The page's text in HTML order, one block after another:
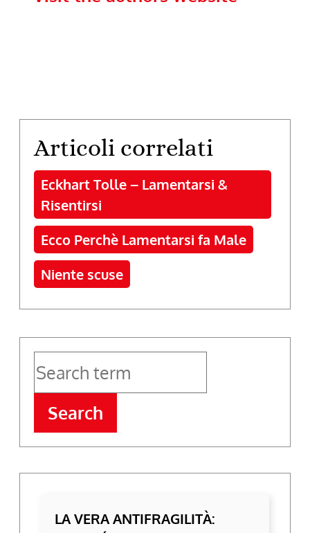
Articoli correlati
Eckhart Tolle – Lamentarsi &
Risentirsi
Ecco Perchè Lamentarsi fa Male
Niente scuse
Search
LA VERA ANTIFRAGILITÀ: